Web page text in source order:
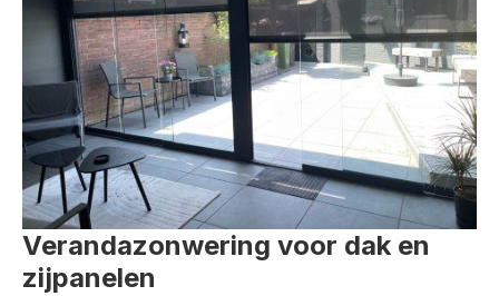
Verandazonwering voor dak en
zijpanelen